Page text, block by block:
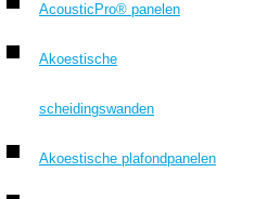
AcousticPro® panelen
Akoestische
scheidingswanden
Akoestische plafondpanelen